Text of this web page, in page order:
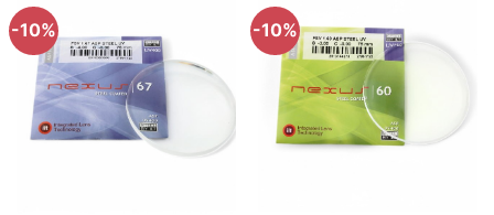
có
nhiều
biến
thể.
Các
tùy
-10% -10%